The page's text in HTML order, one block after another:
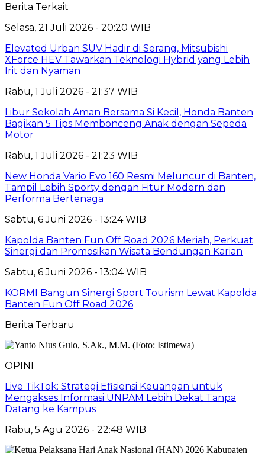
Berita Terkait
Selasa, 21 Juli 2026 - 20:20 WIB
Elevated Urban SUV Hadir di Serang, Mitsubishi
XForce HEV Tawarkan Teknologi Hybrid yang Lebih
Irit dan Nyaman
Rabu, 1 Juli 2026 - 21:37 WIB
Libur Sekolah Aman Bersama Si Kecil, Honda Banten
Bagikan 5 Tips Membonceng Anak dengan Sepeda
Motor
Rabu, 1 Juli 2026 - 21:23 WIB
New Honda Vario Evo 160 Resmi Meluncur di Banten,
Tampil Lebih Sporty dengan Fitur Modern dan
Performa Bertenaga
Sabtu, 6 Juni 2026 - 13:24 WIB
Kapolda Banten Fun Off Road 2026 Meriah, Perkuat
Sinergi dan Promosikan Wisata Bendungan Karian
Sabtu, 6 Juni 2026 - 13:04 WIB
KORMI Bangun Sinergi Sport Tourism Lewat Kapolda
Banten Fun Off Road 2026
Berita Terbaru
OPINI
Live TikTok: Strategi Efisiensi Keuangan untuk
Mengakses Informasi UNPAM Lebih Dekat Tanpa
Datang ke Kampus
Rabu, 5 Agu 2026 - 22:48 WIB